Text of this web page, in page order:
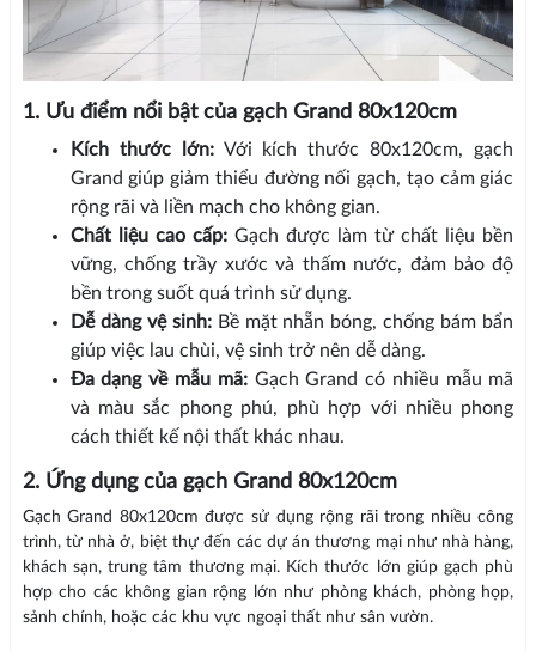
1. Ưu điểm nổi bật của gạch Grand 80x120cm
Kích thước lớn:Với kích thước 80x120cm, gạch
Grand giúp giảm thiểu đường nối gạch, tạo cảm giác
rộng rãi và liền mạch cho không gian.
Chất liệu cao cấp:Gạch được làm từ chất liệu bền
vững, chống trầy xước và thấm nước, đảm bảo độ
bền trong suốt quá trình sử dụng.
Dễ dàng vệ sinh:Bề mặt nhẵn bóng, chống bám bẩn
giúp việc lau chùi, vệ sinh trở nên dễ dàng.
Đa dạng về mẫu mã:Gạch Grand có nhiều mẫu mã
và màu sắc phong phú, phù hợp với nhiều phong
cách thiết kế nội thất khác nhau.
2. Ứng dụng của gạch Grand 80x120cm
Gạch Grand 80x120cm được sử dụng rộng rãi trong nhiều công
trình, từ nhà ở, biệt thự đến các dự án thương mại như nhà hàng,
khách sạn, trung tâm thương mại. Kích thước lớn giúp gạch phù
hợp cho các không gian rộng lớn như phòng khách, phòng họp,
sảnh chính, hoặc các khu vực ngoại thất như sân vườn.